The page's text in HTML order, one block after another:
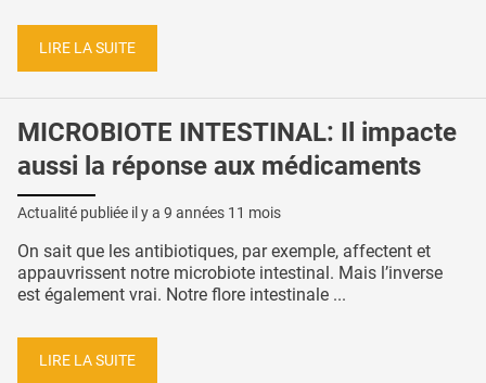
LIRE LA SUITE
MICROBIOTE INTESTINAL: Il impacte
aussi la réponse aux médicaments
Actualité publiée il y a 9 années 11 mois
On sait que les antibiotiques, par exemple, affectent et
appauvrissent notre microbiote intestinal. Mais l’inverse
est également vrai. Notre flore intestinale ...
LIRE LA SUITE